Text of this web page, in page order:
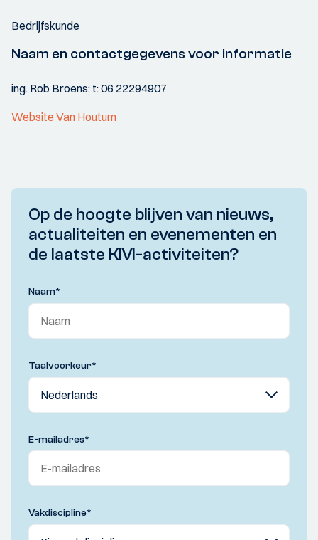
Bedrijfskunde
Naam en contactgegevens voor informatie
ing. Rob Broens; t: 06 22294907
Website Van Houtum
Op de hoogte blijven van nieuws,
actualiteiten en evenementen en
de laatste KIVI-activiteiten?
Naam*
Taalvoorkeur*
E-mailadres*
Vakdiscipline*